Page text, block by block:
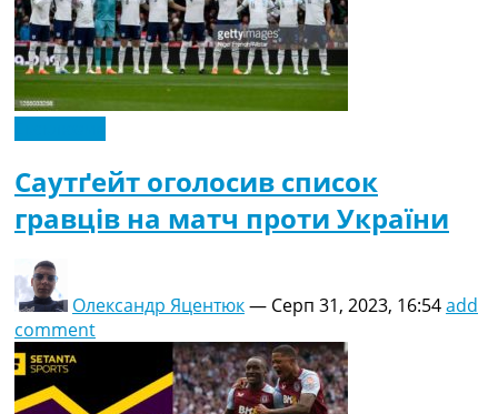
Саутґейт оголосив список
гравців на матч проти України
Олександр Яцентюк— Серп 31, 2023, 16:54add
comment